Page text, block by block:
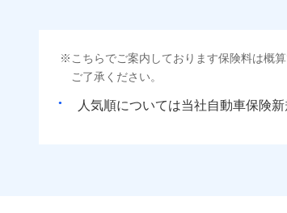
こちらでご案内しております保険料は概
ご了承ください。
人気順については当社